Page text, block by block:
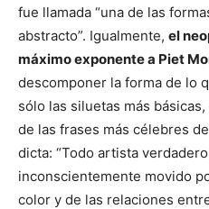
fue llamada “una de las
abstracto”. Igualmente, el
máximo exponente a Piet
descomponer la forma de lo
sólo las siluetas más
de las frases más célebres
dicta: “Todo artista
inconscientemente movido
color y de las relaciones